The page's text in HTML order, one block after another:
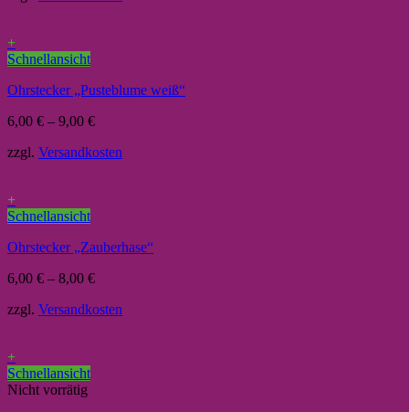
+
Schnellansicht
Ohrstecker „Pusteblume weiß“
6,00 € – 9,00 €
zzgl. Versandkosten
+
Schnellansicht
Ohrstecker „Zauberhase“
6,00 € – 8,00 €
zzgl. Versandkosten
+
Schnellansicht
Nicht vorrätig